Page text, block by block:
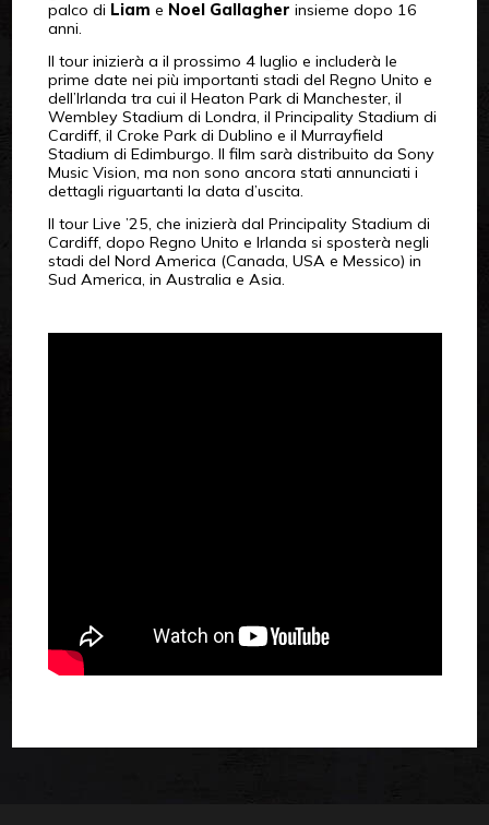
palco di Liam e Noel Gallagher insieme dopo 16
anni.
Il tour inizierà a il prossimo 4 luglio e includerà le
prime date nei più importanti stadi del Regno Unito e
dell’Irlanda tra cui il Heaton Park di Manchester, il
Wembley Stadium di Londra, il Principality Stadium di
Cardiff, il Croke Park di Dublino e il Murrayfield
Stadium di Edimburgo. Il film sarà distribuito da Sony
Music Vision, ma non sono ancora stati annunciati i
dettagli riguartanti la data d’uscita.
Il tour Live ’25, che inizierà dal Principality Stadium di
Cardiff, dopo Regno Unito e Irlanda si sposterà negli
stadi del Nord America (Canada, USA e Messico) in
Sud America, in Australia e Asia.